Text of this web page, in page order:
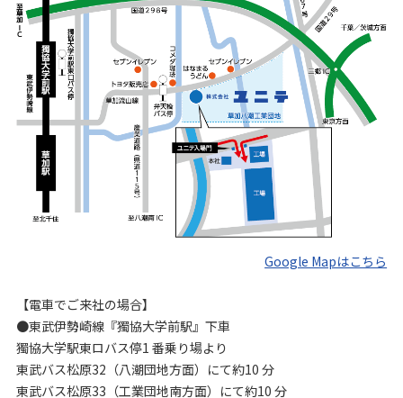
Google Mapはこちら
【電車でご来社の場合】
●東武伊勢崎線『獨協大学前駅』下車
獨協大学駅東ロバス停1 番乗り場より
東武バス松原32（八潮団地方面）にて約10 分
東武バス松原33（工業団地南方面）にて約10 分